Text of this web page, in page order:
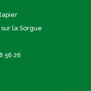
la Sorgue
56 26